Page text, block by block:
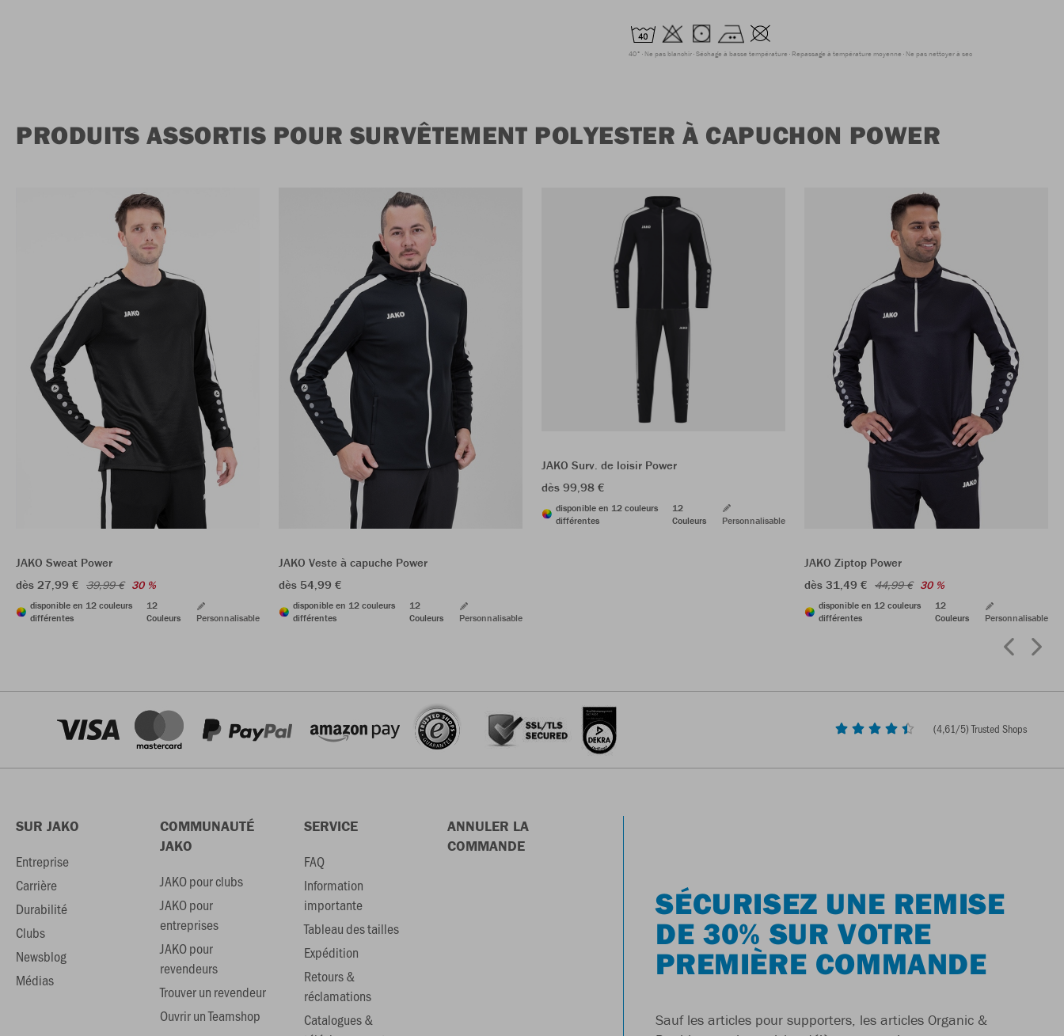
40° Ne pas blanchir Séchage à basse température Repassage à température moyenne Ne pas nettoyer à sec
PRODUITS ASSORTIS POUR SURVÊTEMENT POLYESTER À CAPUCHON POWER
JAKO Sweat Power
dès 27,99 € 39,99 € 30 %
disponible en 12 couleurs
différentes
12
Couleurs
Personnalisable
JAKO Veste à capuche Power
dès 54,99 €
disponible en 12 couleurs
différentes
12
Couleurs
Personnalisable
JAKO Surv. de loisir Power
dès 99,98 €
disponible en 12 couleurs
différentes
12
Couleurs
Personnalisable
JAKO Ziptop Power
dès 31,49 € 44,99 € 30 %
disponible en 12 couleurs
différentes
12
Couleurs
Personnalisable
(4,61/5) Trusted Shops
SUR JAKO
Entreprise
Carrière
Durabilité
Clubs
Newsblog
Médias
COMMUNAUTÉ
JAKO
JAKO pour clubs
JAKO pour
entreprises
JAKO pour
revendeurs
Trouver un revendeur
Ouvrir un Teamshop
SERVICE
FAQ
Information
importante
Tableau des tailles
Expédition
Retours &
réclamations
Catalogues &
ANNULER LA
COMMANDE
SÉCURISEZ UNE REMISE
DE 30% SUR VOTRE
PREMIÈRE COMMANDE
Sauf les articles pour supporters, les articles Organic &